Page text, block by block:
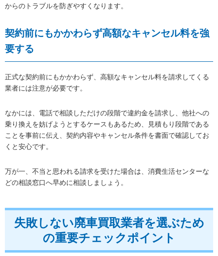
からのトラブルを防ぎやすくなります。
契約前にもかかわらず高額なキャンセル料を強
要する
正式な契約前にもかかわらず、高額なキャンセル料を請求してくる
業者には注意が必要です。
なかには、電話で相談しただけの段階で違約金を請求し、他社への
乗り換えを妨げようとするケースもあるため、見積もり段階である
ことを事前に伝え、契約内容やキャンセル条件を書面で確認してお
くと安心です。
万が一、不当と思われる請求を受けた場合は、消費生活センターな
どの相談窓口へ早めに相談しましょう。
失敗しない廃車買取業者を選ぶため
の重要チェックポイント